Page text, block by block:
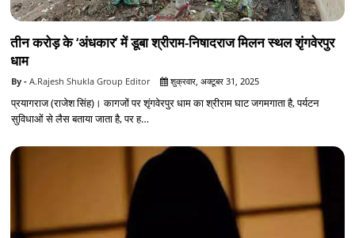
तीन करोड़ के ‘अंधकार’ में डूबा श्रीराम-निषादराज मिलन स्थल शृंगवेरपुर
धाम
A.Rajesh Shukla Group Editor शुक्रवार, अक्टूबर 31, 2025
प्रयागराज (राजेश सिंह)। कागजों पर शृंगवेरपुर धाम का श्रीराम घाट जगमगाता है, पर्यटन
सुविधाओं से लैस बताया जाता है, पर ह…